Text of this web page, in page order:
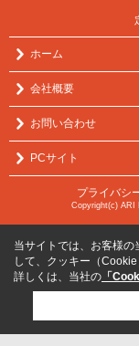
ホーム
会社概要
お問い合わせ
PCサイト
プライバシ
Copyright(c) ARI
当サイトでは、お客様の
して、クッキー（Cookie
詳しくは、当社の 「